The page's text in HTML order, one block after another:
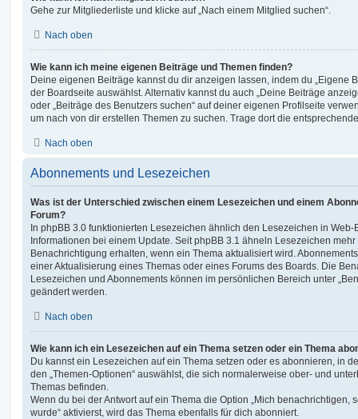
Gehe zur Mitgliederliste und klicke auf „Nach einem Mitglied suchen“.
Nach oben
Wie kann ich meine eigenen Beiträge und Themen finden?
Deine eigenen Beiträge kannst du dir anzeigen lassen, indem du „Eigene
der Boardseite auswählst. Alternativ kannst du auch „Deine Beiträge
oder „Beiträge des Benutzers suchen“ auf deiner eigenen Profilseite
um nach von dir erstellen Themen zu suchen. Trage dort die
Nach oben
Abonnements und Lesezeichen
Was ist der Unterschied zwischen einem Lesezeichen und einem
Forum?
In phpBB 3.0 funktionierten Lesezeichen ähnlich den Lesezeichen in
Informationen bei einem Update. Seit phpBB 3.1 ähneln Lesezeichen
Benachrichtigung erhalten, wenn ein Thema aktualisiert wird.
einer Aktualisierung eines Themas oder eines Forums des Boards. Die
Lesezeichen und Abonnements können im persönlichen Bereich unter
geändert werden.
Nach oben
Wie kann ich ein Lesezeichen auf ein Thema setzen oder ein Thema
Du kannst ein Lesezeichen auf ein Thema setzen oder es abonnieren, in
den „Themen-Optionen“ auswählst, die sich normalerweise ober- und
Themas befinden.
Wenn du bei der Antwort auf ein Thema die Option „Mich benachrichtigen,
wurde“ aktivierst, wird das Thema ebenfalls für dich abonniert.